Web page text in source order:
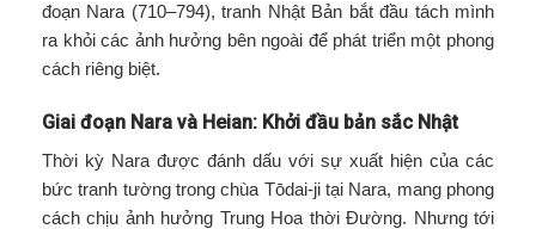
đoạn Nara (710–794), tranh Nhật Bản bắt đầu tách mình
ra khỏi các ảnh hưởng bên ngoài để phát triển một phong
cách riêng biệt.
Giai đoạn Nara và Heian: Khởi đầu bản sắc Nhật
Thời kỳ Nara được đánh dấu với sự xuất hiện của các
bức tranh tường trong chùa Tōdai-ji tại Nara, mang phong
cách chịu ảnh hưởng Trung Hoa thời Đường. Nhưng tới